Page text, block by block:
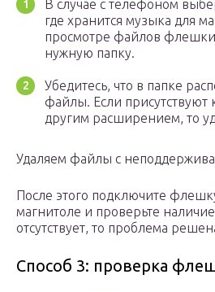
В случае с телефоном
где хранится музыка для
просмотре файлов
нужную папку.
Убедитесь, что в папке
файлы. Если присутствуют
другим расширением, то
Удаляем файлы с
После этого подключите
магнитоле и проверьте
отсутствует, то проблема
Способ 3: проверка